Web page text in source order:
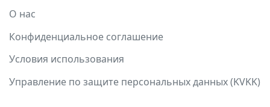
О нас
Конфиденциальное соглашение
Условия использования
Управление по защите персональных данных (KVKK)